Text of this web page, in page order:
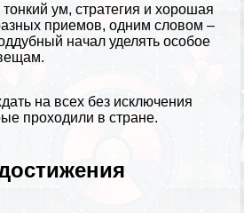
ум, стратегия и хорошая
приемов, одним словом –
начал уделять особое
на всех без исключения
проходили в стране.